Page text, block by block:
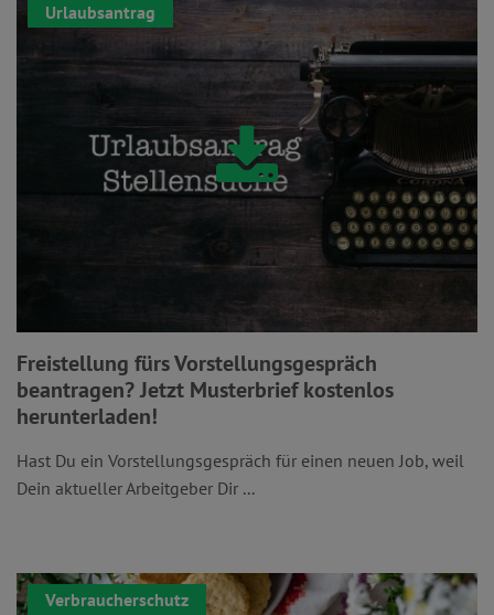
Urlaubsantrag
Freistellung fürs Vorstellungsgespräch
beantragen? Jetzt Musterbrief kostenlos
herunterladen!
Hast Du ein Vorstellungsgespräch für einen neuen Job, weil
Dein aktueller Arbeitgeber Dir ...
Verbraucherschutz